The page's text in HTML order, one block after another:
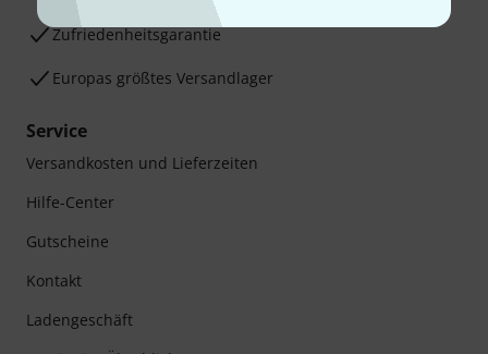
Zufriedenheitsgarantie
Europas größtes Versandlager
Service
Versandkosten und Lieferzeiten
Hilfe-Center
Gutscheine
Kontakt
Ladengeschäft